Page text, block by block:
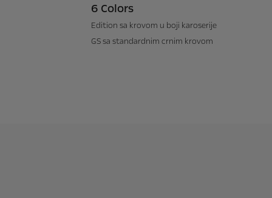
6 Colors
Edition sa krovom u boji karoserije
GS sa standardnim crnim krovom